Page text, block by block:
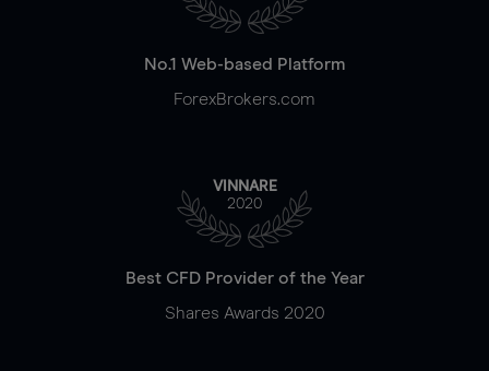
No.1 Web-based Platform
ForexBrokers.com
VINNARE
2020
Best CFD Provider of the Year
Shares Awards 2020